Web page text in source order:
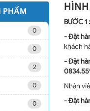
PHẨM
0
0
2
0
0
BƯỚC 1
- Đặt
khách
- Đặt
Nhân
- Đặt